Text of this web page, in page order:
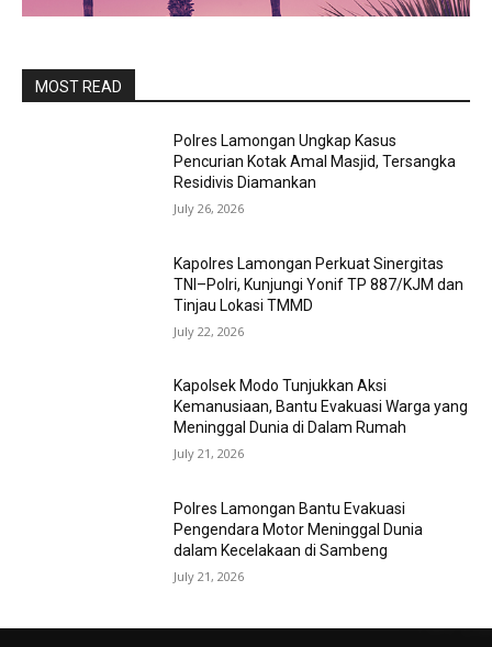
MOST READ
Polres Lamongan Ungkap Kasus
Pencurian Kotak Amal Masjid, Tersangka
Residivis Diamankan
July 26, 2026
Kapolres Lamongan Perkuat Sinergitas
TNI–Polri, Kunjungi Yonif TP 887/KJM dan
Tinjau Lokasi TMMD
July 22, 2026
Kapolsek Modo Tunjukkan Aksi
Kemanusiaan, Bantu Evakuasi Warga yang
Meninggal Dunia di Dalam Rumah
July 21, 2026
Polres Lamongan Bantu Evakuasi
Pengendara Motor Meninggal Dunia
dalam Kecelakaan di Sambeng
July 21, 2026